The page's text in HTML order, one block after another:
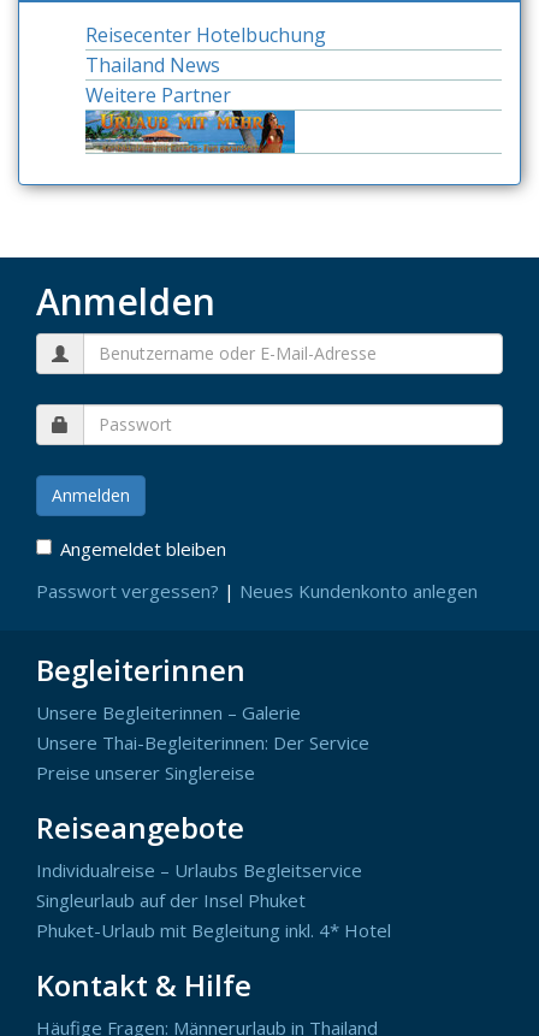
Reisecenter Hotelbuchung
Thailand News
Weitere Partner
Anmelden
Angemeldet bleiben
Passwort vergessen? | Neues Kundenkonto anlegen
Begleiterinnen
Unsere Begleiterinnen – Galerie
Unsere Thai-Begleiterinnen: Der Service
Preise unserer Singlereise
Reiseangebote
Individualreise – Urlaubs Begleitservice
Singleurlaub auf der Insel Phuket
Phuket-Urlaub mit Begleitung inkl. 4* Hotel
Kontakt & Hilfe
Häufige Fragen: Männerurlaub in Thailand